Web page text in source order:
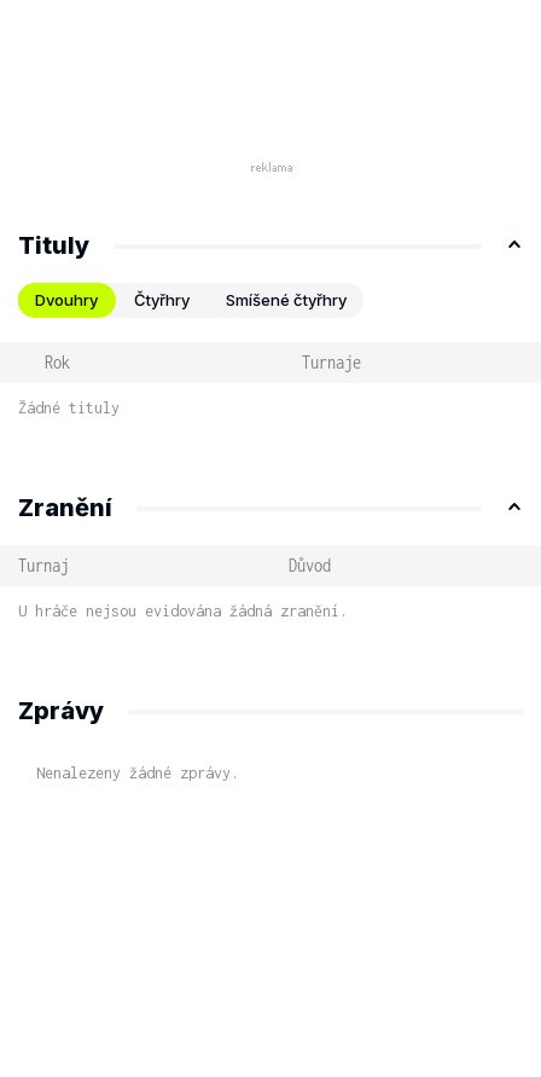
Tituly
Dvouhry Čtyřhry Smíšené čtyřhry
Rok Turnaje
Žádné tituly
Zranění
Turnaj Důvod
U hráče nejsou evidována žádná zranění.
Zprávy
Nenalezeny žádné zprávy.